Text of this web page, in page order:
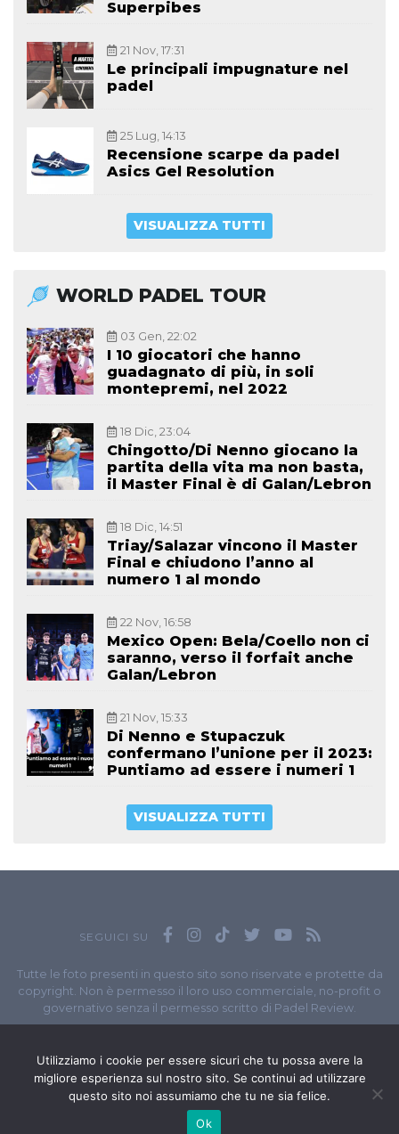
Superpibes
21 Nov, 17:31
Le principali impugnature nel
padel
25 Lug, 14:13
Recensione scarpe da padel
Asics Gel Resolution
VISUALIZZA TUTTI
WORLD PADEL TOUR
03 Gen, 22:02
I 10 giocatori che hanno
guadagnato di più, in soli
montepremi, nel 2022
18 Dic, 23:04
Chingotto/Di Nenno giocano la
partita della vita ma non basta,
il Master Final è di Galan/Lebron
18 Dic, 14:51
Triay/Salazar vincono il Master
Final e chiudono l’anno al
numero 1 al mondo
22 Nov, 16:58
Mexico Open: Bela/Coello non ci
saranno, verso il forfait anche
Galan/Lebron
21 Nov, 15:33
Di Nenno e Stupaczuk
confermano l’unione per il 2023:
Puntiamo ad essere i numeri 1
VISUALIZZA TUTTI
SEGUICI SU
Tutte le foto presenti in questo sito sono riservate e protette da
copyright. Non è permesso il loro uso commerciale, no-profit o
governativo senza il permesso scritto di Padel Review.
// P.I. 11965351007
© Copyright 2020-2026 // Web Developer
Utilizziamo i cookie per essere sicuri che tu possa avere la
migliore esperienza sul nostro sito. Se continui ad utilizzare
questo sito noi assumiamo che tu ne sia felice.
Ok